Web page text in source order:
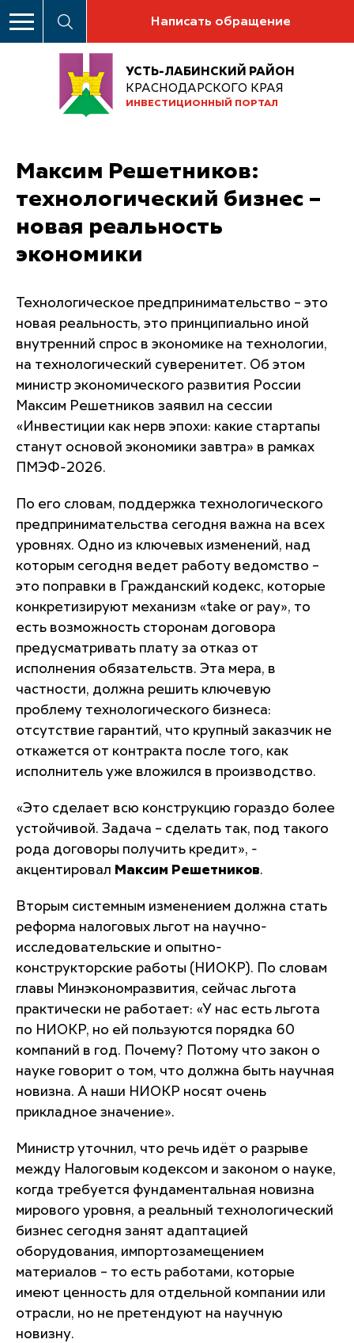
Написать обращение
УСТЬ-ЛАБИНСКИЙ РАЙОН
КРАСНОДАРСКОГО КРАЯ
ИНВЕСТИЦИОННЫЙ ПОРТАЛ
Максим Решетников:
технологический бизнес –
новая реальность
экономики
Технологическое предпринимательство – это
новая реальность, это принципиально иной
внутренний спрос в экономике на технологии,
на технологический суверенитет. Об этом
министр экономического развития России
Максим Решетников заявил на сессии
«Инвестиции как нерв эпохи: какие стартапы
станут основой экономики завтра» в рамках
ПМЭФ-2026.
По его словам, поддержка технологического
предпринимательства сегодня важна на всех
уровнях. Одно из ключевых изменений, над
которым сегодня ведет работу ведомство –
это поправки в Гражданский кодекс, которые
конкретизируют механизм «take or pay», то
есть возможность сторонам договора
предусматривать плату за отказ от
исполнения обязательств. Эта мера, в
частности, должна решить ключевую
проблему технологического бизнеса:
отсутствие гарантий, что крупный заказчик не
откажется от контракта после того, как
исполнитель уже вложился в производство.
«Это сделает всю конструкцию гораздо более
устойчивой. Задача – сделать так, под такого
рода договоры получить кредит», -
акцентировал Максим Решетников.
Вторым системным изменением должна стать
реформа налоговых льгот на научно-
исследовательские и опытно-
конструкторские работы (НИОКР). По словам
главы Минэкономразвития, сейчас льгота
практически не работает: «У нас есть льгота
по НИОКР, но ей пользуются порядка 60
компаний в год. Почему? Потому что закон о
науке говорит о том, что должна быть научная
новизна. А наши НИОКР носят очень
прикладное значение».
Министр уточнил, что речь идёт о разрыве
между Налоговым кодексом и законом о науке,
когда требуется фундаментальная новизна
мирового уровня, а реальный технологический
бизнес сегодня занят адаптацией
оборудования, импортозамещением
материалов – то есть работами, которые
имеют ценность для отдельной компании или
отрасли, но не претендуют на научную
новизну.